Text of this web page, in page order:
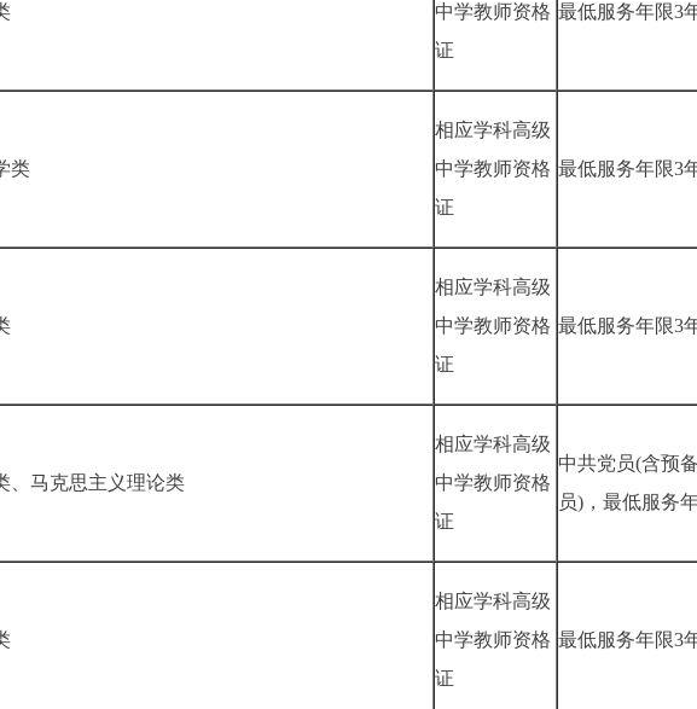
中学教师资格
证
最低服务年限3
类
相应学科高级
中学教师资格
证
最低服务年限3
相应学科高级
中学教师资格
证
最低服务年限3
、马克思主义理论类
相应学科高级
中学教师资格
证
中共党员(含预
员)，最低服务
相应学科高级
中学教师资格
证
最低服务年限3